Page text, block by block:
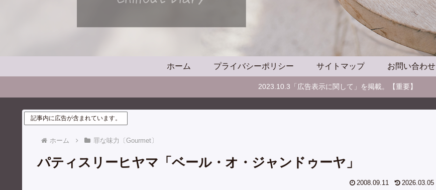
ホーム プライバシーポリシー サイトマップ お問い合わせ
2023.10.3「広告表示に関して」を掲載。【重要】
記事内に広告が含まれています。
ホーム 罪な味力〔Gourmet〕
パティスリーヒヤマ「ベール・オ・ジャンドゥーヤ」
2008.09.11 2026.03.05